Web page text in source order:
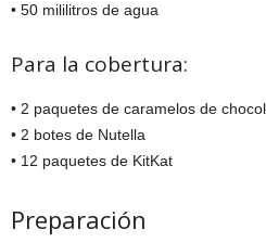
• 50 mililitros de agua
Para la cobertura:
• 2 paquetes de caramelos de
• 2 botes de Nutella
• 12 paquetes de KitKat
Preparación